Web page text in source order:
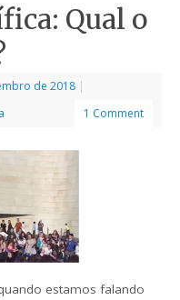
Qual o
de 2018 |
1 Comment
estamos falando